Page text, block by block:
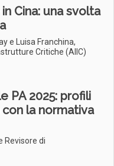
Cina: una svolta
e Luisa Franchina,
Critiche (AIIC)
PA 2025: profili
la normativa
Revisore di